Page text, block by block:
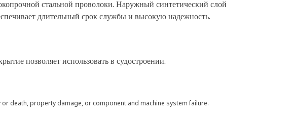
стальной проволоки. Наружный синтетический слой
длительный срок службы и высокую надежность.
позволяет использовать в судостроении.
death, property damage, or component and machine system failure.